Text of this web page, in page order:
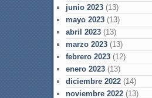
junio 2023(13)
mayo 2023(13)
abril 2023(13)
marzo 2023(13)
febrero 2023(12)
enero 2023(13)
diciembre 2022(14)
noviembre 2022(13)